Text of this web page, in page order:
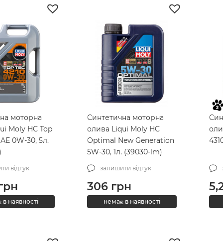
моторна
Moly HC Top
0W-30, 5л.
відгук
наявності
Синтетична моторна
олива Liqui Moly HC
Optimal New Generation
5W-30, 1л. (39030-lm)
залишити відгук
306грн
немає в наявності